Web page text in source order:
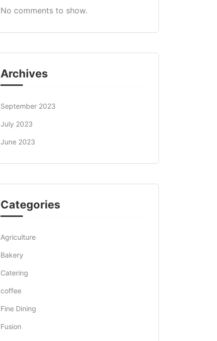
No comments to show.
Archives
September 2023
July 2023
June 2023
Categories
Agriculture
Bakery
Catering
coffee
Fine Dining
Fusion